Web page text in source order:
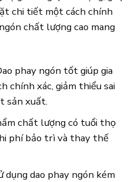
chi tiết một cách chính
chất lượng cao mang
phay ngón tốt giúp gia
chính xác, giảm thiểu sai
sản xuất.
chất lượng có tuổi thọ
phí bảo trì và thay thế
dụng dao phay ngón kém